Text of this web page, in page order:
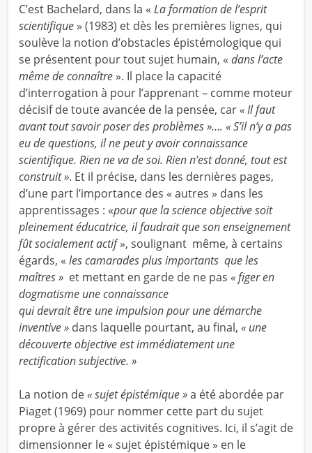
C’est Bachelard, dans la « La formation de l’esprit
scientifique» (1983) et dès les premières lignes, qui
soulève la notion d’obstacles épistémologique qui
se présentent pour tout sujet humain, « dans l’acte
même de connaître». Il place la capacité
d’interrogation à pour l’apprenant – comme moteur
décisif de toute avancée de la pensée, car« Il faut
avant tout savoir poser des problèmes »…. « S’il n’y a pas
eu de questions, il ne peut y avoir connaissance
scientifique. Rien ne va de soi. Rien n’est donné, tout est
construit ». Et il précise, dans les dernières pages,
d’une part l’importance des « autres » dans les
apprentissages : «pour que la science objective soit
pleinement éducatrice, il faudrait que son enseignement
fût socialement actif», soulignant même, à certains
égards, « les camarades plus importants que les
maîtres »et mettant en garde de ne pas « figer en
dogmatisme une connaissance
qui devrait être une impulsion pour une démarche
inventive » dans laquelle pourtant, au final, « une
découverte objective est immédiatement une
rectification subjective. »
La notion de« sujet épistémique »a été abordée par
Piaget (1969) pour nommer cette part du sujet
propre à gérer des activités cognitives. Ici, il s’agit de
dimensionner le « sujet épistémique » en le